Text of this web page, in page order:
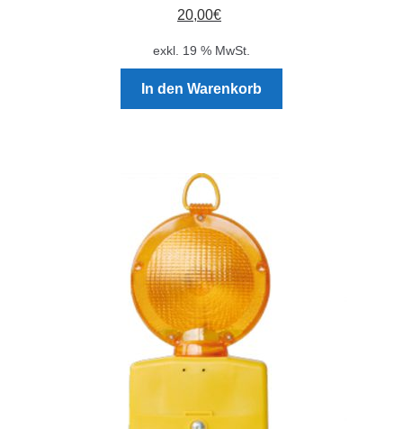
20,00€
exkl. 19 % MwSt.
In den Warenkorb